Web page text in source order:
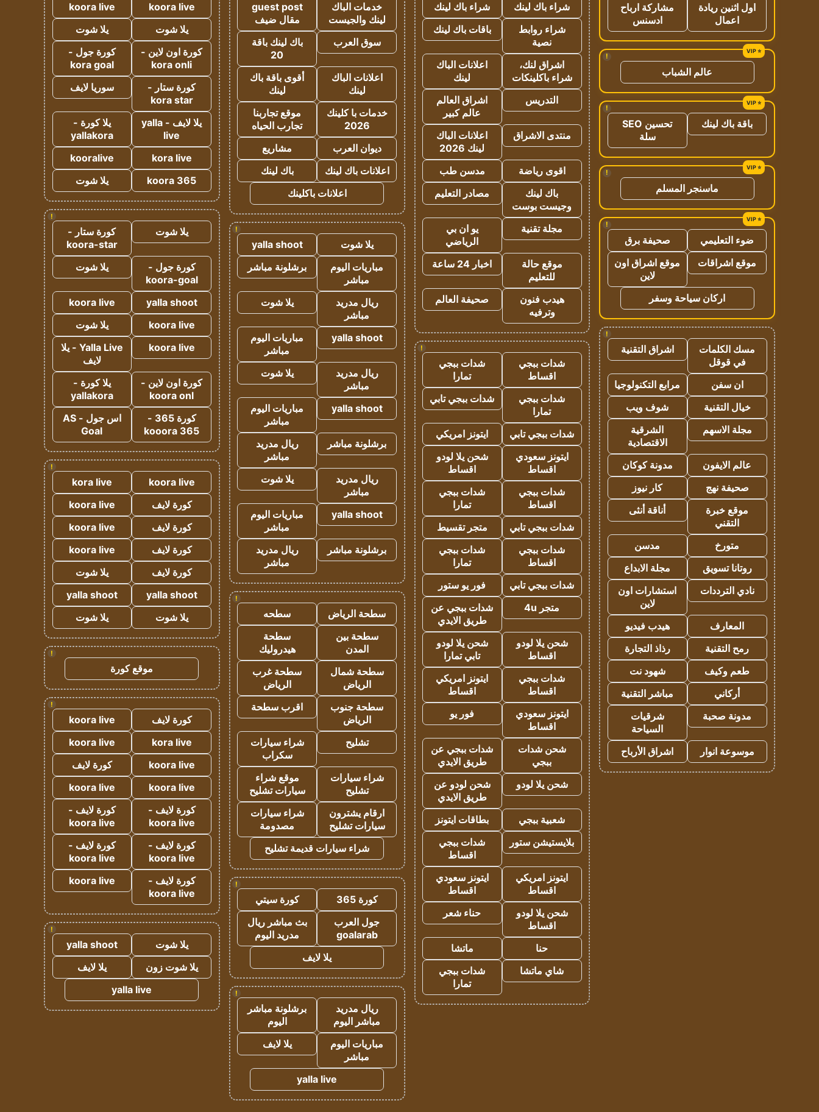
اول اثنين ريادة
اعمال
مشاركة ارباح
ادسنس
!
عالم الشباب
!
باقة باك لينك
تحسين SEO
سلة
!
ماسنجر المسلم
!
ضوء التعليمي
صحيفة برق
موقع اشراقات
موقع اشراق اون
لاين
اركان سياحة وسفر
!
مسك الكلمات
في قوقل
اشراق التقنية
ان سفن
مرابع التكنولوجيا
خيال التقنية
شوف ويب
مجلة الاسهم
الشرقية
الاقتصادية
عالم الايفون
مدونة كوكان
صحيفة نهج
كار نيوز
موقع خبرة
التقني
أناقة أنثى
متورخ
مدسن
روتانا تسويق
مجلة الابداع
نادي الترددات
استشارات اون
لاين
المعارف
هيدب فيديو
رمح التقنية
رذاذ التجارة
طعم وكيف
شهود نت
أركاني
مباشر التقنية
مدونة صحبة
شرقيات
السياحة
موسوعة انوار
اشراق الأرباح
شراء باك لينك
شراء باك لينك
شراء روابط
نصية
باقات باك لينك
اشراق لنك،
شراء باكلينكات
اعلانات الباك
لينك
التدريس
اشراق العالم
عالم كبير
منتدى الاشراق
اعلانات الباك
لينك 2026
اقوى رياضة
مدسن طب
باك لينك
وجيست بوست
مصادر التعليم
مجلة تقنية
يو ان بي
الرياضي
موقع حالة
للتعليم
اخبار 24 ساعة
هيدب فنون
وترفيه
صحيفة العالم
!
شدات ببجي
اقساط
شدات ببجي
تمارا
شدات ببجي
تمارا
شدات ببجي تابي
شدات ببجي تابي
ايتونز امريكي
ايتونز سعودي
اقساط
شحن يلا لودو
اقساط
شدات ببجي
اقساط
شدات ببجي
تمارا
شدات ببجي تابي
متجر تقسيط
شدات ببجي
اقساط
شدات ببجي
تمارا
شدات ببجي تابي
فور يو ستور
متجر 4u
شدات ببجي عن
طريق الايدي
شحن يلا لودو
اقساط
شحن يلا لودو
تابي تمارا
شدات ببجي
اقساط
ايتونز امريكي
اقساط
ايتونز سعودي
اقساط
فور يو
شحن شدات
ببجي
شدات ببجي عن
طريق الايدي
شحن يلا لودو
شحن لودو عن
طريق الايدي
شعبية ببجي
بطاقات ايتونز
بلايستيشن ستور
شدات ببجي
اقساط
ايتونز امريكي
اقساط
ايتونز سعودي
اقساط
شحن يلا لودو
اقساط
حناء شعر
حنا
ماتشا
شاي ماتشا
شدات ببجي
تمارا
خدمات الباك
لينك والجيست
guest post
مقال ضيف
سوق العرب
باك لينك باقة
20
اعلانات الباك
لينك
أقوى باقة باك
لينك
خدمات با كلينك
2026
موقع تجاربنا
تجارب الحياه
ديوان العرب
مشاريع
اعلانات باك لينك
باك لينك
اعلانات باكلينك
!
يلا شوت
yalla shoot
مباريات اليوم
مباشر
برشلونة مباشر
ريال مدريد
مباشر
يلا شوت
yalla shoot
مباريات اليوم
مباشر
ريال مدريد
مباشر
يلا شوت
yalla shoot
مباريات اليوم
مباشر
برشلونة مباشر
ريال مدريد
مباشر
ريال مدريد
مباشر
يلا شوت
yalla shoot
مباريات اليوم
مباشر
برشلونة مباشر
ريال مدريد
مباشر
!
سطحة الرياض
سطحه
سطحة بين
المدن
سطحة
هيدروليك
سطحة شمال
الرياض
سطحة غرب
الرياض
سطحة جنوب
الرياض
اقرب سطحة
تشليح
شراء سيارات
سكراب
شراء سيارات
تشليح
موقع شراء
سيارات تشليح
ارقام يشترون
سيارات تشليح
شراء سيارات
مصدومة
شراء سيارات قديمة تشليح
!
كورة 365
كورة سيتي
جول العرب
goalarab
بث مباشر ريال
مدريد اليوم
يلا لايف
!
ريال مدريد
مباشر اليوم
برشلونة مباشر
اليوم
مباريات اليوم
مباشر
يلا لايف
yalla live
koora live
koora live
يلا شوت
يلا شوت
كورة اون لاين -
kora onli
كورة جول -
kora goal
كورة ستار -
kora star
سوريا لايف
يلا لايف - yalla
live
يلا كورة -
yallakora
kora live
kooralive
koora 365
يلا شوت
!
يلا شوت
كورة ستار -
koora-star
كورة جول -
koora-goal
يلا شوت
yalla shoot
koora live
koora live
يلا شوت
koora live
Yalla Live - يلا
لايف
كورة اون لاين -
koora onl
يلا كورة -
yallakora
كورة 365 -
kooora 365
اس جول - AS
Goal
!
koora live
kora live
كورة لايف
koora live
كورة لايف
koora live
كورة لايف
koora live
كورة لايف
يلا شوت
yalla shoot
yalla shoot
يلا شوت
يلا شوت
!
موقع كورة
!
كورة لايف
koora live
kora live
koora live
koora live
كورة لايف
koora live
koora live
كورة لايف -
koora live
كورة لايف -
koora live
كورة لايف -
koora live
كورة لايف -
koora live
كورة لايف -
koora live
koora live
!
يلا شوت
yalla shoot
يلا شوت زون
يلا لايف
yalla live